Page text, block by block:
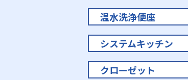
温水洗浄便座
システムキッチン
クローゼット